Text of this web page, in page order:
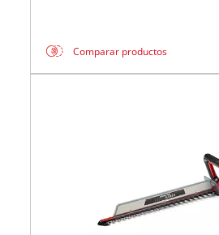
Comparar productos